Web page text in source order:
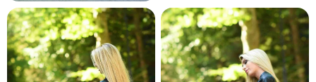
и по лични мерки